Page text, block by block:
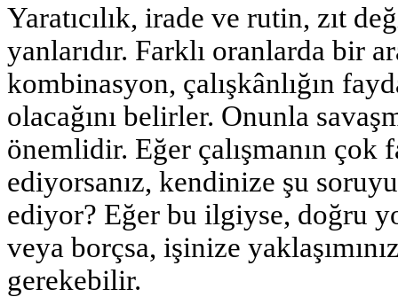
Yaratıcılık, irade ve rutin, zıt
yanlarıdır. Farklı oranlarda bir
kombinasyon, çalışkânlığın
olacağını belirler. Onunla
önemlidir. Eğer çalışmanın çok
ediyorsanız, kendinize şu
ediyor? Eğer bu ilgiyse, doğru
veya borçsa, işinize
gerekebilir.